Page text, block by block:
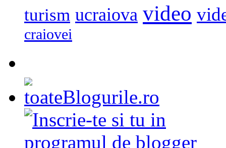
turism ucraiova video
craiovei